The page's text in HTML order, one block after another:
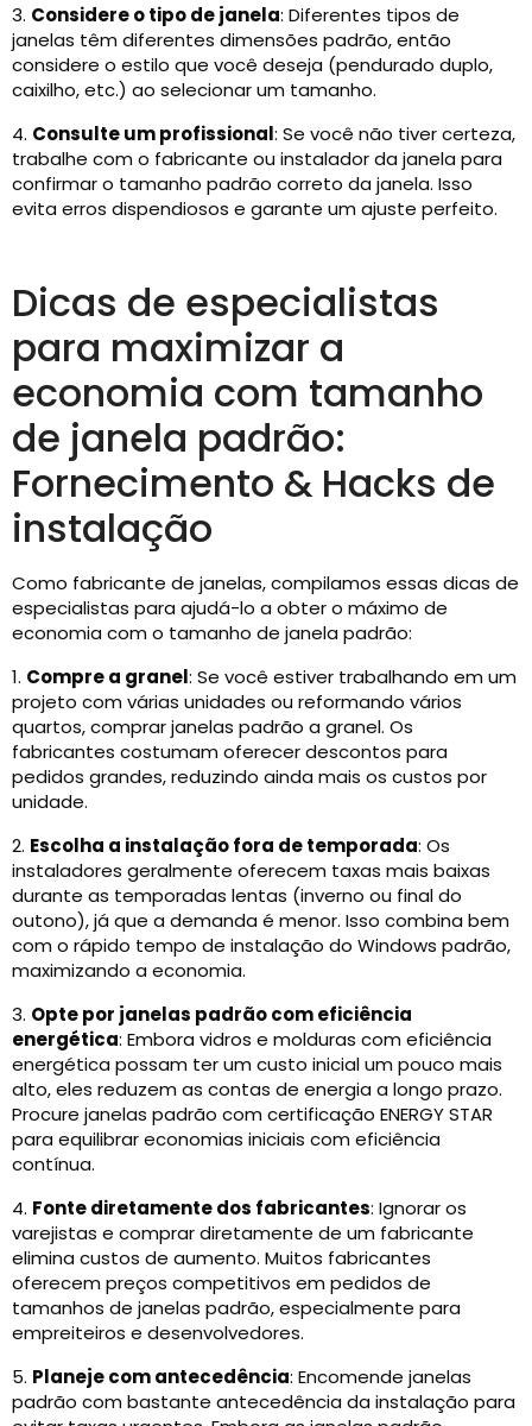
3. Considere o tipo de janela: Diferentes tipos de
janelas têm diferentes dimensões padrão, então
considere o estilo que você deseja (pendurado duplo,
caixilho, etc.) ao selecionar um tamanho.
4. Consulte um profissional: Se você não tiver certeza,
trabalhe com o fabricante ou instalador da janela para
confirmar o tamanho padrão correto da janela. Isso
evita erros dispendiosos e garante um ajuste perfeito.
Dicas de especialistas
para maximizar a
economia com tamanho
de janela padrão:
Fornecimento & Hacks de
instalação
Como fabricante de janelas, compilamos essas dicas de
especialistas para ajudá-lo a obter o máximo de
economia com o tamanho de janela padrão:
1. Compre a granel: Se você estiver trabalhando em um
projeto com várias unidades ou reformando vários
quartos, comprar janelas padrão a granel. Os
fabricantes costumam oferecer descontos para
pedidos grandes, reduzindo ainda mais os custos por
unidade.
2. Escolha a instalação fora de temporada: Os
instaladores geralmente oferecem taxas mais baixas
durante as temporadas lentas (inverno ou final do
outono), já que a demanda é menor. Isso combina bem
com o rápido tempo de instalação do Windows padrão,
maximizando a economia.
3. Opte por janelas padrão com eficiência
energética: Embora vidros e molduras com eficiência
energética possam ter um custo inicial um pouco mais
alto, eles reduzem as contas de energia a longo prazo.
Procure janelas padrão com certificação ENERGY STAR
para equilibrar economias iniciais com eficiência
contínua.
4. Fonte diretamente dos fabricantes: Ignorar os
varejistas e comprar diretamente de um fabricante
elimina custos de aumento. Muitos fabricantes
oferecem preços competitivos em pedidos de
tamanhos de janelas padrão, especialmente para
empreiteiros e desenvolvedores.
5. Planeje com antecedência: Encomende janelas
padrão com bastante antecedência da instalação para